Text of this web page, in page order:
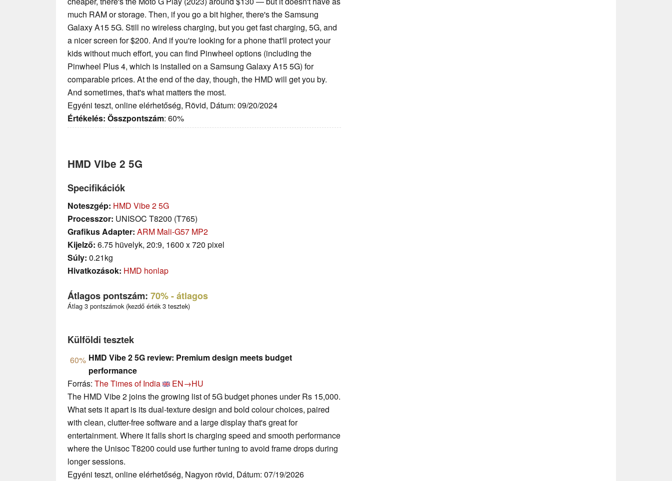
much RAM or storage. Then, if you go a bit higher, there's the Samsung
Galaxy A15 5G. Still no wireless charging, but you get fast charging, 5G, and
a nicer screen for $200. And if you're looking for a phone that'll protect your
kids without much effort, you can find Pinwheel options (including the
Pinwheel Plus 4, which is installed on a Samsung Galaxy A15 5G) for
comparable prices. At the end of the day, though, the HMD will get you by.
And sometimes, that's what matters the most.
Egyéni teszt, online elérhetőség, Rövid, Dátum: 09/20/2024
Értékelés: Összpontszám: 60%
HMD Vibe 2 5G
Specifikációk
Noteszgép: HMD Vibe 2 5G
Processzor: UNISOC T8200 (T765)
Grafikus Adapter: ARM Mali-G57 MP2
Kijelző: 6.75 hüvelyk, 20:9, 1600 x 720 pixel
Súly: 0.21kg
Hivatkozások: HMD honlap
Átlagos pontszám: 70%- átlagos
Átlag 3 pontszámok (kezdő érték 3 tesztek)
Külföldi tesztek
60% HMD Vibe 2 5G review: Premium design meets budget
performance
Forrás: The Times of India
EN→HU
The HMD Vibe 2 joins the growing list of 5G budget phones under Rs 15,000.
What sets it apart is its dual-texture design and bold colour choices, paired
with clean, clutter-free software and a large display that's great for
entertainment. Where it falls short is charging speed and smooth performance
where the Unisoc T8200 could use further tuning to avoid frame drops during
longer sessions.
Egyéni teszt, online elérhetőség, Nagyon rövid, Dátum: 07/19/2026